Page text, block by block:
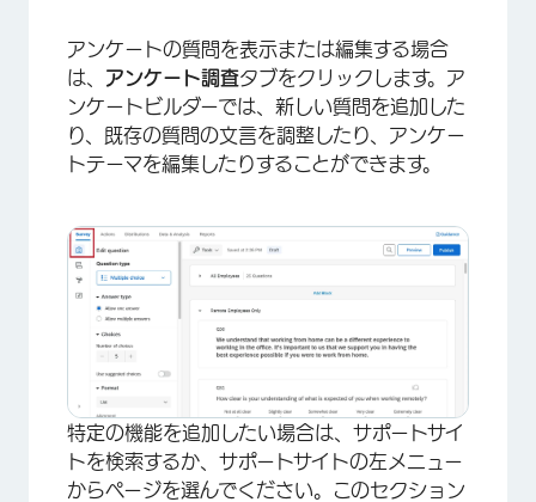
アンケートの質問を表示または編集する場合
は、 アンケート調査タブをクリックします。ア
ンケートビルダーでは、新しい質問を追加した
り、既存の質問の文言を調整したり、アンケー
トテーマを編集したりすることができます。
特定の機能を追加したい場合は、サポートサイ
トを検索するか、サポートサイトの左メニュー
からページを選んでください。このセクション